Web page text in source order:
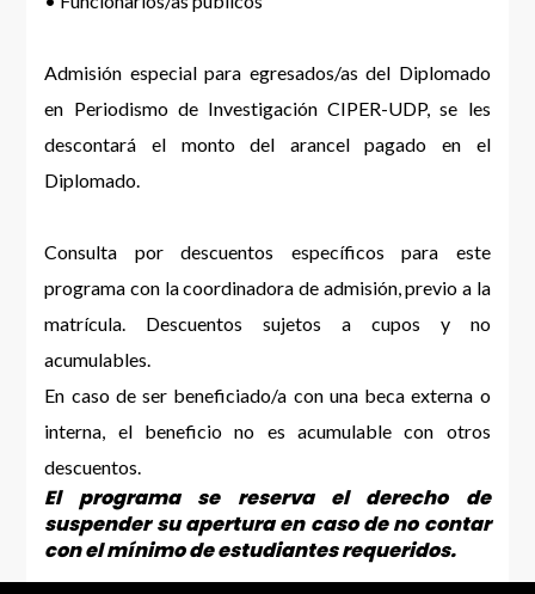
Admisión especial para egresados/as del Diplomado
en Periodismo de Investigación CIPER-UDP, se les
descontará el monto del arancel pagado en el
Diplomado.
Consulta por descuentos específicos para este
programa con la coordinadora de admisión, previo a la
matrícula. Descuentos sujetos a cupos y no
acumulables.
En caso de ser beneficiado/a con una beca externa o
interna, el beneficio no es acumulable con otros
descuentos.
El programa se reserva el derecho de
suspender su apertura en caso de no contar
con el mínimo de estudiantes requeridos.